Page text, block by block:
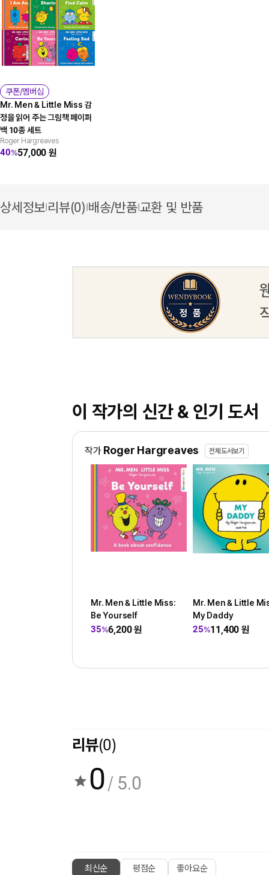
쿠폰/멤버십
Mr. Men & Little Miss 감
정을 읽어 주는 그림책 페이퍼
백 10종 세트
Roger Hargreaves
40%57,000원
상세정보|리뷰(0)|배송/반품|교환 및 반품
이 작가의 신간 & 인기 도서
작가 Roger Hargreaves 전체도서보기
Mr. Men & Little Miss:
Be Yourself
35%6,200원
Mr. Men & Little
My Daddy
25%11,400원
리뷰(0)
0/ 5.0
최신순 평점순 좋아요순